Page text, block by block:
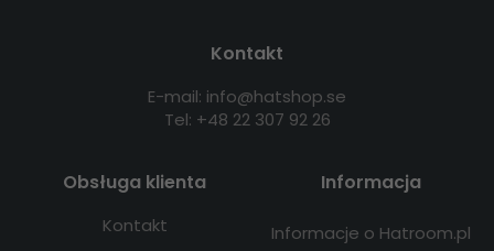
Kontakt
E-mail: info@hatshop.se
Tel: +48 22 307 92 26
Obsługa klienta
Kontakt
Informacja
Informacje o Hatroom.pl